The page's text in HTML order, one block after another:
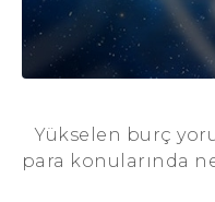
Yükselen burç
para konularında